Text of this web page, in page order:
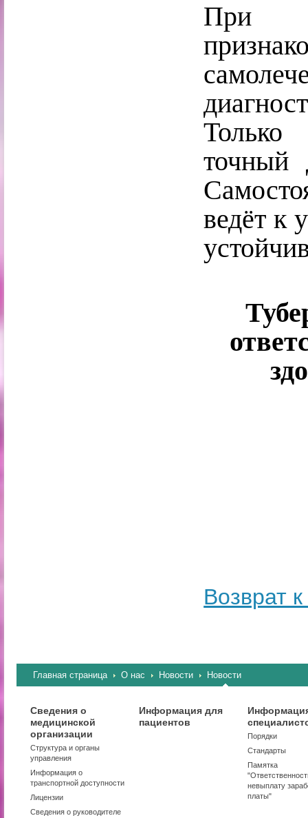
При
Только
точный
ведёт к
Возврат к
Главная страница О нас Новости Новости
Сведения о
медицинской
организации
Структура и органы
управления
Информация о
транспортной доступности
Лицензии
Сведения о руководителе
Информация для
пациентов
Порядки
Стандарты
Памятка
невыплату
платы"